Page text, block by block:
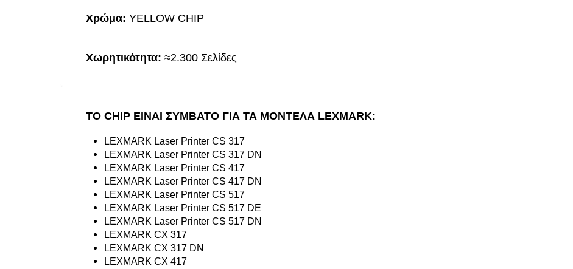
Χρώμα: YELLOW CHIP
Χωρητικότητα: ≈2.300 Σελίδες
ΤΟ CHIP ΕΙΝΑΙ ΣΥΜΒΑΤΟ ΓΙΑ ΤΑ ΜΟΝΤΕΛΑ LEXMARK:
LEXMARK Laser Printer CS 317
LEXMARK Laser Printer CS 317 DN
LEXMARK Laser Printer CS 417
LEXMARK Laser Printer CS 417 DN
LEXMARK Laser Printer CS 517
LEXMARK Laser Printer CS 517 DE
LEXMARK Laser Printer CS 517 DN
LEXMARK CX 317
LEXMARK CX 317 DN
LEXMARK CX 417